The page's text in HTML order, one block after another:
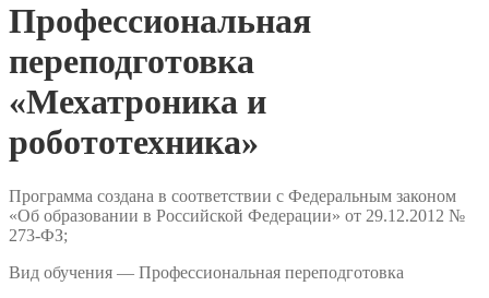
Профессиональная
переподготовка
«Мехатроника и
робототехника»
Программа создана в соответствии с Федеральным законом
«Об образовании в Российской Федерации» от 29.12.2012 №
273-ФЗ;
Вид обучения — Профессиональная переподготовка